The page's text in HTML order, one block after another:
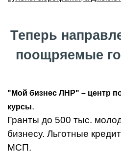
Теперь
поощряемые
"Мой бизнес ЛНР" – центр
курсы.
Гранты до 500 тыс.
бизнесу. Льготные
МСП.